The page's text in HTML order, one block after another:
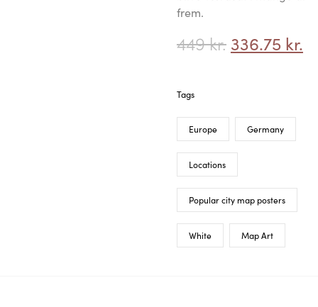
frem.
449kr. 336.75 kr.
Tags
Europe Germany
Locations
Popular city map posters
White Map Art